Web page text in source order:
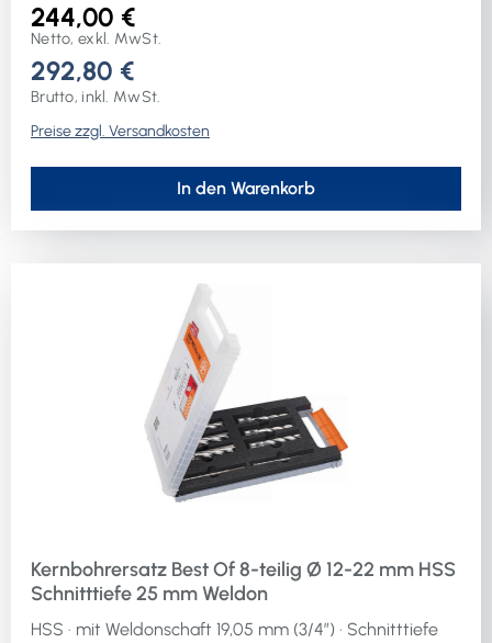
244,00 €
Netto, exkl. MwSt.
292,80 €
Brutto, inkl. MwSt.
Preise zzgl. Versandkosten
In den Warenkorb
Kernbohrersatz Best Of 8-teilig Ø 12-22 mm HSS
Schnitttiefe 25 mm Weldon
HSS · mit Weldonschaft 19,05 mm (3/4″) · Schnitttiefe